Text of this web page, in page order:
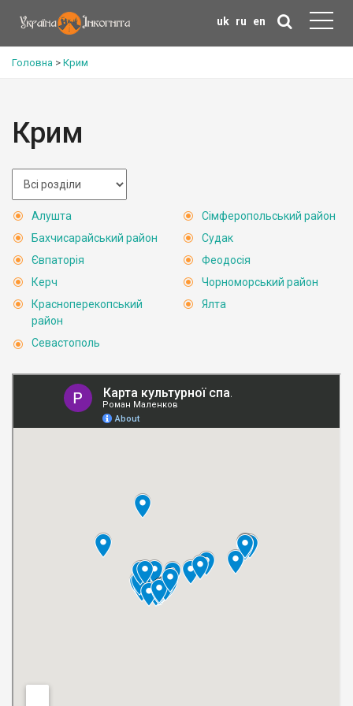
uk ru en
Головна > Крим
Крим
Алушта
Бахчисарайський район
Євпаторія
Керч
Красноперекопський
район
Севастополь
Сімферопольський район
Судак
Феодосія
Чорноморський район
Ялта